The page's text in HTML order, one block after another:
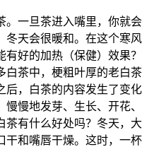
。一旦茶进入嘴里，你就
冬天会很暖和。在这个寒
有好的加热（保健）效果
白茶中，梗粗叶厚的老白
后，白茶的内容发生了变化
慢慢地发芽、生长、开花、
茶有什么好处吗？冬天，
干和嘴唇干燥。这时，一